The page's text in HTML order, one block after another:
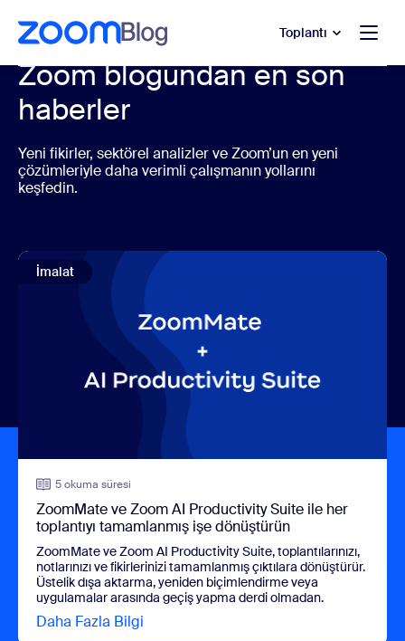
içeriğe atla
yardımına atla Toplantı
Zoom blogundan en son
haberler
Yeni fikirler, sektörel analizler ve Zoom’un en yeni
çözümleriyle daha verimli çalışmanın yollarını
keşfedin.
İmalat
5 okuma süresi
ZoomMate ve Zoom AI Productivity Suite ile her
toplantıyı tamamlanmış işe dönüştürün
ZoomMate ve Zoom AI Productivity Suite, toplantılarınızı,
notlarınızı ve fikirlerinizi tamamlanmış çıktılara dönüştürür.
Üstelik dışa aktarma, yeniden biçimlendirme veya
uygulamalar arasında geçiş yapma derdi olmadan.
Daha Fazla Bilgi